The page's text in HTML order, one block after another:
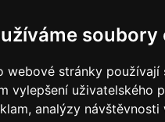
soubory
webové stránky
vylepšení uživatelského
analýzy
(více